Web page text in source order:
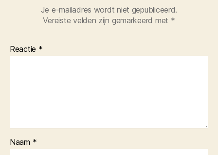
Je e-mailadres wordt niet gepubliceerd.
Vereiste velden zijn gemarkeerd met *
Reactie *
Naam *